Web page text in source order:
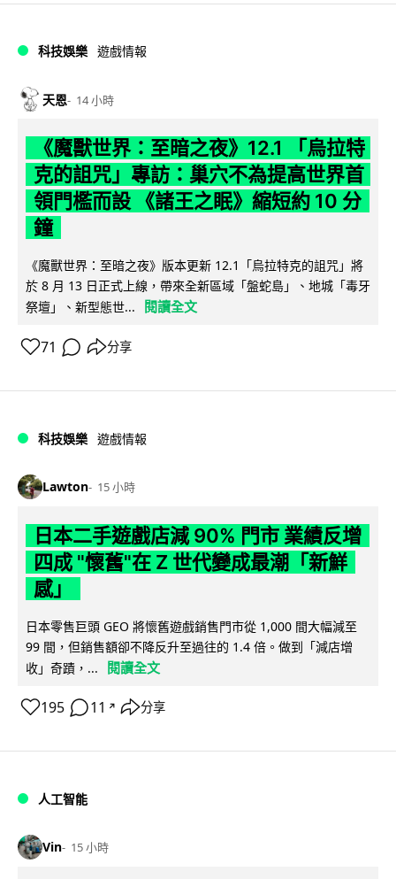
科技娛樂 遊戲情報
天恩 14 小時
《魔獸世界：至暗之夜》12.1 「烏拉特
克的詛咒」專訪：巢穴不為提高世界首
領門檻而設 《諸王之眠》縮短約 10 分
鐘
《魔獸世界：至暗之夜》版本更新 12.1「烏拉特克的詛咒」將
於 8 月 13 日正式上線，帶來全新區域「盤蛇島」、地城「毒牙
祭壇」、新型態世...
閱讀全文
71 分享
科技娛樂 遊戲情報
Lawton 15 小時
日本二手遊戲店減 90% 門市 業績反增
四成 "懷舊"在 Z 世代變成最潮「新鮮
感」
日本零售巨頭 GEO 將懷舊遊戲銷售門市從 1,000 間大幅減至
99 間，但銷售額卻不降反升至過往的 1.4 倍。做到「減店增
收」奇蹟，...
閱讀全文
195 11 ↗ 分享
人工智能
Vin 15 小時